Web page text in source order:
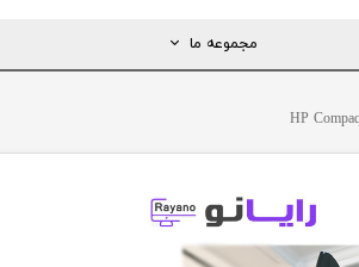
مجموعه ما
اینستاگرام
تلگرام
تماس با ما